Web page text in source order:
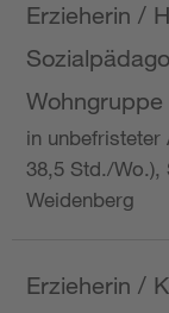
Erzieherin /
Wohngruppe
in unbefristeter
38,5 Std./Wo.),
Weidenberg
Erzieherin /